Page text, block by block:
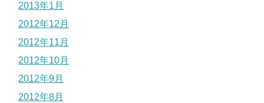
2013年1月
2012年12月
2012年11月
2012年10月
2012年9月
2012年8月